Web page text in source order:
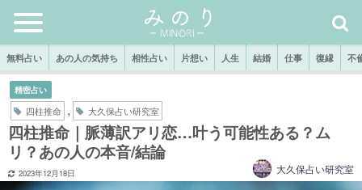
無料占い あの人の気持ち 相性占い 片想い 人生 結婚 仕事 復縁 不
精密占い
四柱推命 , 大久保占い研究室
四柱推命｜脈薄訳アリ恋…叶う可能性ある？ム
リ？あの人の本音/結論
2023年12月18日 大久保占い研究室